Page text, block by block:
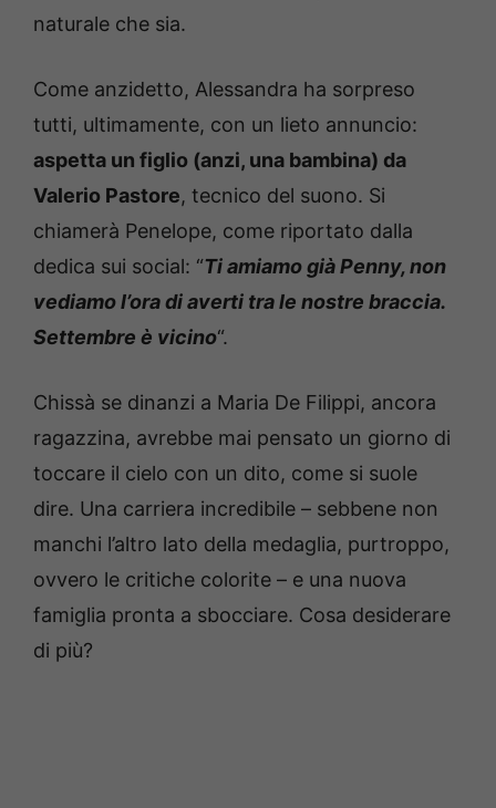
naturale che sia.
Come anzidetto, Alessandra ha sorpreso
tutti, ultimamente, con un lieto annuncio:
aspetta un figlio (anzi, una bambina) da
Valerio Pastore, tecnico del suono. Si
chiamerà Penelope, come riportato dalla
dedica sui social: “Ti amiamo già Penny, non
vediamo l’ora di averti tra le nostre braccia.
Settembre è vicino“.
Chissà se dinanzi a Maria De Filippi, ancora
ragazzina, avrebbe mai pensato un giorno di
toccare il cielo con un dito, come si suole
dire. Una carriera incredibile – sebbene non
manchi l’altro lato della medaglia, purtroppo,
ovvero le critiche colorite – e una nuova
famiglia pronta a sbocciare. Cosa desiderare
di più?